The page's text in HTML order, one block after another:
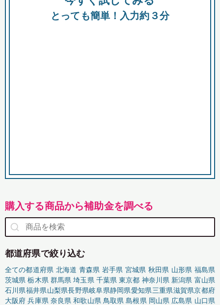
とっても簡単！入力約３分
購入する商品から補助金を調べる
都道府県で絞り込む
全ての都道府県 北海道 青森県 岩手県 宮城県 秋田県 山形県 福島県
茨城県 栃木県 群馬県 埼玉県 千葉県 東京都 神奈川県 新潟県 富山県
石川県福井県山梨県長野県岐阜県静岡県愛知県三重県滋賀県京都府
大阪府 兵庫県 奈良県 和歌山県 鳥取県 島根県 岡山県 広島県 山口県